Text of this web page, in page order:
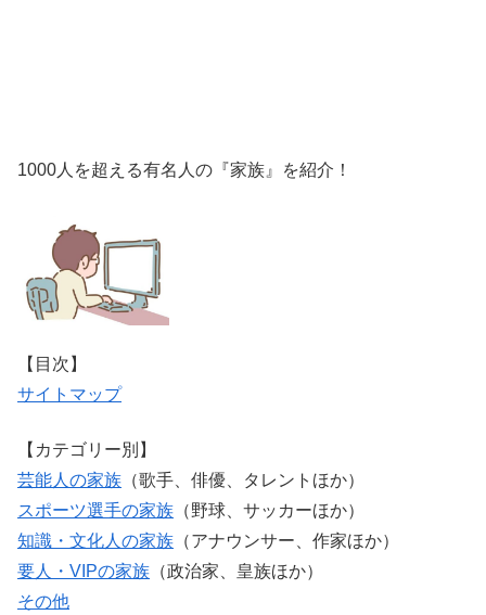
1000人を超える有名人の『家族』を紹介！
【目次】
サイトマップ
【カテゴリー別】
芸能人の家族 （歌手、俳優、タレントほか）
スポーツ選手の家族 （野球、サッカーほか）
知識・文化人の家族 （アナウンサー、作家ほか）
要人・VIPの家族 （政治家、皇族ほか）
その他